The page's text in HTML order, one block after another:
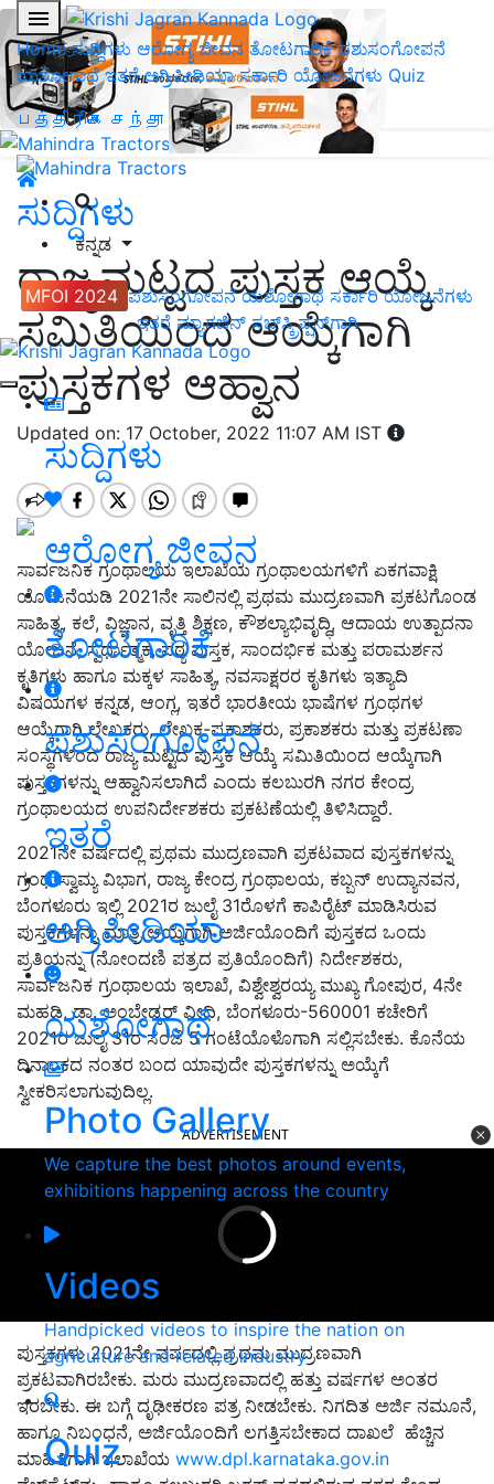
Home ಸುದ್ದಿಗಳು ಆರೋಗ್ಯ ಜೀವನ ತೋಟಗಾರಿಕೆಪಶುಸಂಗೋಪನೆ
ಯಶೋಗಾಥೆ ಇತರೆ ಅಗ್ರಿಪೀಡಿಯಾ ಸರ್ಕಾರಿ ಯೋಜನೆಗಳು Quiz
பத்திரிகை சந்தா
ಕನ್ನಡ
MFOI 2024 ಪಶುಸಂಗೋಪನೆ ಯಶೋಗಾಥೆ ಸರ್ಕಾರಿ ಯೋಜನೆಗಳು
ಇತರೆ ಮ್ಯಾಗಜಿನ್‌ ಸಬ್‌ಸ್ಕ್ರಿಪ್ಷನ್‌ಗಾಗಿ
ಸುದ್ದಿಗಳು
ಆರೋಗ್ಯ ಜೀವನ
ತೋಟಗಾರಿಕೆ
ಪಶುಸಂಗೋಪನೆ
ಇತರೆ
ಅಗ್ರಿಪೀಡಿಯಾ
ಯಶೋಗಾಥೆ
Photo Gallery
We capture the best photos around events,
exhibitions happening across the country
Videos
Handpicked videos to inspire the nation on
agriculture and related industry
Quiz
ಸುದ್ದಿಗಳು
ರಾಜ್ಯಮಟ್ಟದ ಪುಸ್ತಕ ಆಯ್ಕೆ
ಸಮಿತಿಯಿಂದ ಆಯ್ಕೆಗಾಗಿ
ಪುಸ್ತಕಗಳ ಆಹ್ವಾನ
Updated on: 17 October, 2022 11:07 AM IST
ಸಾರ್ವಜನಿಕ ಗ್ರಂಥಾಲಯ ಇಲಾಖೆಯ ಗ್ರಂಥಾಲಯಗಳಿಗೆ ಏಕಗವಾಕ್ಷಿ
ಯೋಜನೆಯಡಿ 2021ನೇ ಸಾಲಿನಲ್ಲಿ ಪ್ರಥಮ ಮುದ್ರಣವಾಗಿ ಪ್ರಕಟಗೊಂಡ
ಸಾಹಿತ್ಯ, ಕಲೆ, ವಿಜ್ಞಾನ, ವೃತ್ತಿ ಶಿಕ್ಷಣ, ಕೌಶಲ್ಯಾಭಿವೃದ್ಧಿ, ಆದಾಯ ಉತ್ಪಾದನಾ
ಯೋಜನೆ, ಸ್ಪರ್ಧಾತ್ಮಕ, ಪಠ್ಯ ಪುಸ್ತಕ, ಸಾಂದರ್ಭಿಕ ಮತ್ತು ಪರಾಮರ್ಶನ
ಕೃತಿಗಳು ಹಾಗೂ ಮಕ್ಕಳ ಸಾಹಿತ್ಯ, ನವಸಾಕ್ಷರರ ಕೃತಿಗಳು ಇತ್ಯಾದಿ
ವಿಷಯಗಳ ಕನ್ನಡ, ಆಂಗ್ಲ, ಇತರೆ ಭಾರತೀಯ ಭಾಷೆಗಳ ಗ್ರಂಥಗಳ
ಆಯ್ಕೆಗಾಗಿ ಲೇಖಕರು, ಲೇಖಕ-ಪ್ರಕಾಶಕರು, ಪ್ರಕಾಶಕರು ಮತ್ತು ಪ್ರಕಟಣಾ
ಸಂಸ್ಥೆಗಳಿಂದ ರಾಜ್ಯ ಮಟ್ಟದ ಪುಸ್ತಕ ಆಯ್ಕೆ ಸಮಿತಿಯಿಂದ ಆಯ್ಕೆಗಾಗಿ
ಪುಸ್ತಕಗಳನ್ನು ಆಹ್ವಾನಿಸಲಾಗಿದೆ ಎಂದು ಕಲಬುರಗಿ ನಗರ ಕೇಂದ್ರ
ಗ್ರಂಥಾಲಯದ ಉಪನಿರ್ದೇಶಕರು ಪ್ರಕಟಣೆಯಲ್ಲಿ ತಿಳಿಸಿದ್ದಾರೆ.
2021ನೇ ವರ್ಷದಲ್ಲಿ ಪ್ರಥಮ ಮುದ್ರಣವಾಗಿ ಪ್ರಕಟವಾದ ಪುಸ್ತಕಗಳನ್ನು
ಗ್ರಂಥ ಸ್ವಾಮ್ಯ ವಿಭಾಗ, ರಾಜ್ಯ ಕೇಂದ್ರ ಗ್ರಂಥಾಲಯ, ಕಬ್ಬನ್ ಉದ್ಯಾನವನ,
ಬೆಂಗಳೂರು ಇಲ್ಲಿ 2021ರ ಜುಲೈ 31ರೊಳಗೆ ಕಾಪಿರೈಟ್ ಮಾಡಿಸಿರುವ
ಪುಸ್ತಕಗಳನ್ನು ಮಾತ್ರ ಆಯ್ಕೆಗಾಗಿ ಅರ್ಜಿಯೊಂದಿಗೆ ಪುಸ್ತಕದ ಒಂದು
ಪ್ರತಿಯನ್ನು (ನೋಂದಣಿ ಪತ್ರದ ಪ್ರತಿಯೊಂದಿಗೆ) ನಿರ್ದೇಶಕರು,
ಸಾರ್ವಜನಿಕ ಗ್ರಂಥಾಲಯ ಇಲಾಖೆ, ವಿಶ್ವೇಶ್ವರಯ್ಯ ಮುಖ್ಯ ಗೋಪುರ, 4ನೇ
ಮಹಡಿ, ಡಾ. ಅಂಬೇಡ್ಕರ್ ವೀಧಿ, ಬೆಂಗಳೂರು-560001 ಕಚೇರಿಗೆ
2021ರ ಜುಲೈ 31ರ ಸಂಜೆ 5 ಗಂಟೆಯೊಳೊಗಾಗಿ ಸಲ್ಲಿಸಬೇಕು. ಕೊನೆಯ
ದಿನಾಂಕದ ನಂತರ ಬಂದ ಯಾವುದೇ ಪುಸ್ತಕಗಳನ್ನು ಅಯ್ಕೆಗೆ
ಸ್ವೀಕರಿಸಲಾಗುವುದಿಲ್ಲ.
ADVERTISEMENT
ಪುಸ್ತಕಗಳು 2021ನೇ ವರ್ಷದಲ್ಲಿ ಪ್ರಥಮ ಮುದ್ರಣವಾಗಿ
ಪ್ರಕಟವಾಗಿರಬೇಕು. ಮರು ಮುದ್ರಣವಾದಲ್ಲಿ ಹತ್ತು ವರ್ಷಗಳ ಅಂತರ
ಇರಬೇಕು. ಈ ಬಗ್ಗೆ ದೃಢೀಕರಣ ಪತ್ರ ನೀಡಬೇಕು. ನಿಗದಿತ ಅರ್ಜಿ ನಮೂನೆ,
ಹಾಗೂ ನಿಬಂಧನೆ, ಅರ್ಜಿಯೊಂದಿಗೆ ಲಗತ್ತಿಸಬೇಕಾದ ದಾಖಲೆ ಹೆಚ್ಚಿನ
ಮಾಹಿತಿಗಾಗಿ ಇಲಾಖೆಯ www.dpl.karnataka.gov.in